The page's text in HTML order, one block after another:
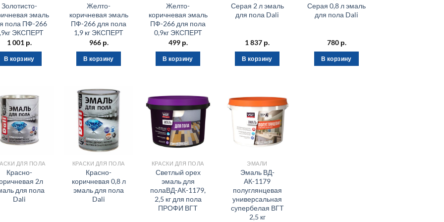
Золотисто-
эмаль
пола ПФ-266
ЭКСПЕРТ
1 001 р.
В корзину
Желто-
коричневая эмаль
ПФ-266 для пола
1,9 кг ЭКСПЕРТ
966 р.
В корзину
Желто-
коричневая эмаль
ПФ-266 для пола
0,9кг ЭКСПЕРТ
499 р.
В корзину
Серая 2 л эмаль
для пола Dali
1 837 р.
В корзину
Серая 0,8 л эмаль
для пола Dali
780 р.
В корзину
ДЛЯ ПОЛА
Красно-
2л
для пола
Dali
КРАСКИ ДЛЯ ПОЛА
Красно-
коричневая 0,8 л
эмаль для пола
Dali
КРАСКИ ДЛЯ ПОЛА
Светлый орех
эмаль для
полаВД-АК-1179,
2,5 кг для пола
ПРОФИ ВГТ
ЭМАЛИ
Эмаль ВД-
АК-1179
полуглянцевая
универсальная
супербелая ВГТ
2,5 кг